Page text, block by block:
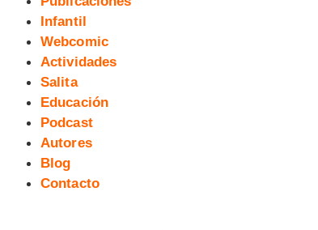
Infantil
Webcomic
Actividades
Salita
Educación
Podcast
Autores
Blog
Contacto